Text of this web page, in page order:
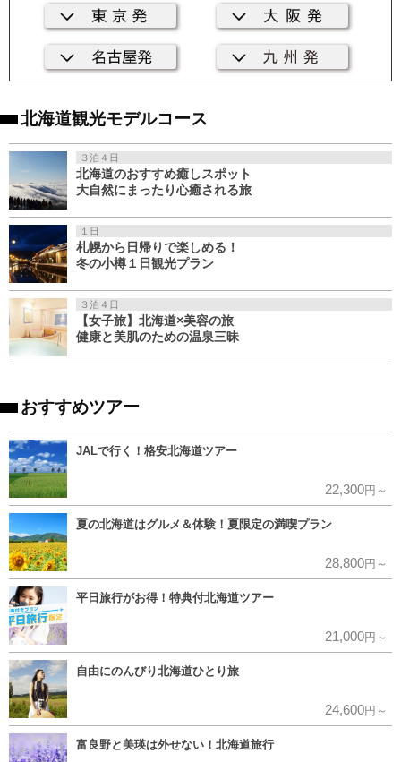
北海道観光モデルコース
３泊４日
北海道のおすすめ癒しスポット
大自然にまったり心癒される旅
１日
札幌から日帰りで楽しめる！
冬の小樽１日観光プラン
３泊４日
【女子旅】北海道×美容の旅
健康と美肌のための温泉三昧
おすすめツアー
JALで行く！格安北海道ツアー
22,300円～
夏の北海道はグルメ＆体験！夏限定の満喫プラン
28,800円～
平日旅行がお得！特典付北海道ツアー
21,000円～
自由にのんびり北海道ひとり旅
24,600円～
富良野と美瑛は外せない！北海道旅行